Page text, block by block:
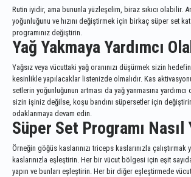
Rutin iyidir, ama bununla yüzleşelim, biraz sıkıcı olabilir.
yoğunluğunu ve hızını değiştirmek için birkaç süper set
programınız değiştirin.
Yağ Yakmaya Yardımcı
Yağsız veya vücuttaki yağ oranınızı düşürmek sizin
kesinlikle yapılacaklar listenizde olmalıdır. Kas
setlerin yoğunluğunun artması da yağ yanmasına
sizin işiniz değilse, koşu bandını süpersetler için
odaklanmaya devam edin.
Süper Set Programı Nasıl
Örneğin göğüs kaslarınızı triceps kaslarınızla çalıştırmak
kaslarınızla eşleştirin. Her bir vücut bölgesi için eşit
yapın ve bunları eşleştirin. Her bir diğer eşleştirmede